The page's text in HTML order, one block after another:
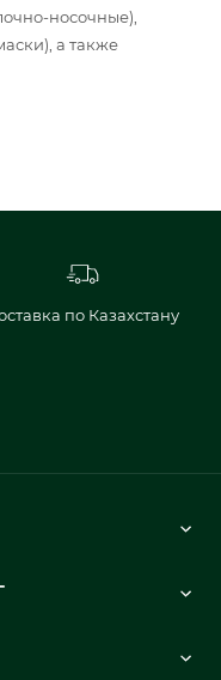
носочные),
а также
по Казахстану
данных